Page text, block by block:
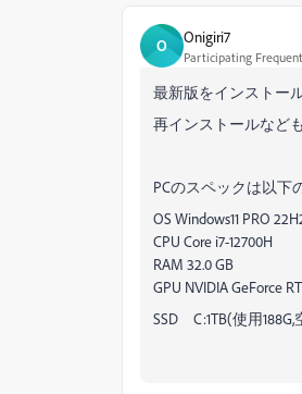
O Onigiri7
Participating
最新版をインストー
再インストールなど
PCのスペックは以下
OS Windows11 PRO
CPU Core i7-12700H
RAM 32.0 GB
GPU NVIDIA GeForce
SSD C:1TB(使用